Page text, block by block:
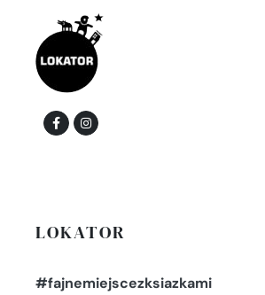
LOKATOR
#fajnemiejscezksiazkami